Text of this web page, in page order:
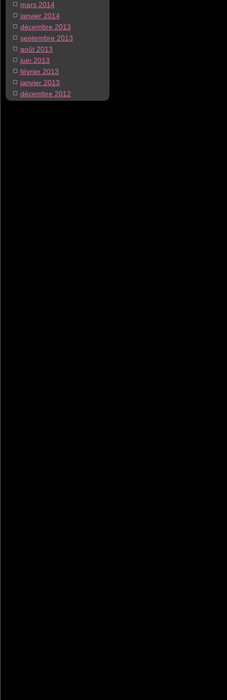
mars 2014
janvier 2014
décembre 2013
septembre 2013
août 2013
juin 2013
février 2013
janvier 2013
décembre 2012